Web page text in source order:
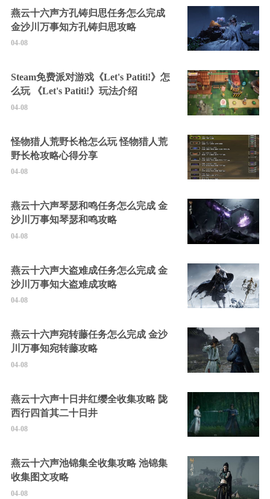
燕云十六声方孔铸归思任务怎么完成
金沙川万事知方孔铸归思攻略
04-08
Steam免费派对游戏《Let's Patiti!》怎
么玩 《Let's Patiti!》玩法介绍
04-08
怪物猎人荒野长枪怎么玩 怪物猎人荒
野长枪攻略心得分享
04-08
燕云十六声琴瑟和鸣任务怎么完成 金
沙川万事知琴瑟和鸣攻略
04-08
燕云十六声大盗难成任务怎么完成 金
沙川万事知大盗难成攻略
04-08
燕云十六声宛转藤任务怎么完成 金沙
川万事知宛转藤攻略
04-08
燕云十六声十日井红缨全收集攻略 陇
西行四首其二十日井
04-08
燕云十六声池锦集全收集攻略 池锦集
收集图文攻略
04-08